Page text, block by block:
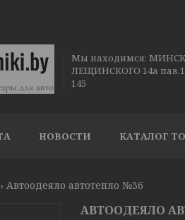
Мы находимся: МИНСК
ЛЕЩИНСКОГО 14а
145
НОВОСТИ КАТАЛОГ
Автоодеяло автотепло №36
АВТООДЕЯЛО